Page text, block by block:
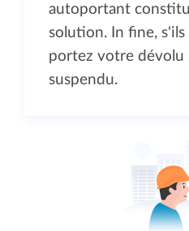
autoportant
solution. In fine,
portez votre dévolu
suspendu.